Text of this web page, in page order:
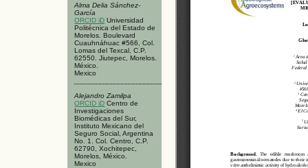
Alma Delia Sánchez-
García
ORCID iD Universidad
Politécnica del Estado de
Morelos. Boulevard
Cuauhnáhuac #566, Col.
Lomas del Texcal, C.P.
62550. Jiutepec, Morelos.
México.
Mexico
Alejandro Zamilpa
ORCID iD Centro de
Investigaciones
Biomédicas del Sur,
Instituto Mexicano del
Seguro Social, Argentina
No. 1. Col. Centro, C.P.
62790, Xochitepec,
Morelos, México.
Mexico